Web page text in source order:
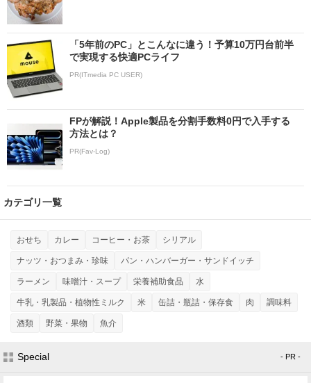
「5年前のPC」とこんなに違う！予算10万円台前半
で実現する快適PCライフ
PR(ITmedia PC USER)
FPが解説！Apple製品を分割手数料0円で入手する
方法とは？
PR(Fav-Log)
カテゴリ一覧
おせち カレー コーヒー・お茶 シリアル
ナッツ・おつまみ・珍味 パン・ハンバーガー・サンドイッチ
ラーメン 味噌汁・スープ 栄養補助食品 水
牛乳・乳製品・植物性ミルク 米 缶詰・瓶詰・保存食 肉 調味料
酒類 野菜・果物 魚介
Special - PR -